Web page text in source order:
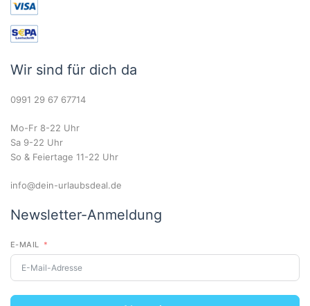
Wir sind für dich da
0991 29 67 67714
Mo-Fr 8-22 Uhr
Sa 9-22 Uhr
So & Feiertage 11-22 Uhr
info@dein-urlaubsdeal.de
Newsletter-Anmeldung
E-MAIL